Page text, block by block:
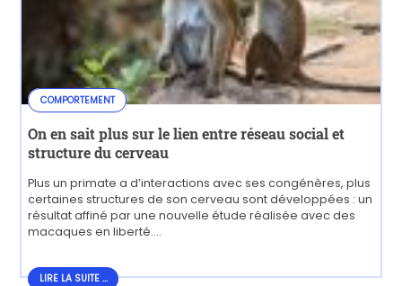
COMPORTEMENT
On en sait plus sur le lien entre réseau social et
structure du cerveau
Plus un primate a d’interactions avec ses congénères, plus
certaines structures de son cerveau sont développées : un
résultat affiné par une nouvelle étude réalisée avec des
macaques en liberté....
LIRE LA SUITE ...